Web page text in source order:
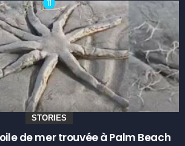
STORIES
de mer trouvée à Palm Beach